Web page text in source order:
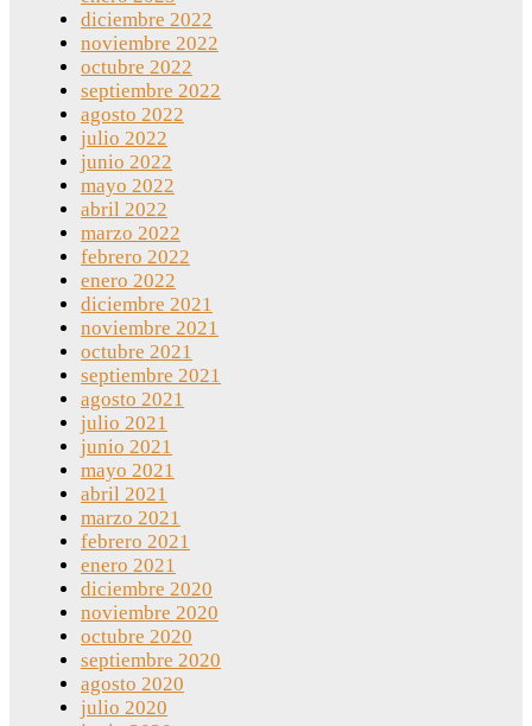
diciembre 2022
noviembre 2022
octubre 2022
septiembre 2022
agosto 2022
julio 2022
junio 2022
mayo 2022
abril 2022
marzo 2022
febrero 2022
enero 2022
diciembre 2021
noviembre 2021
octubre 2021
septiembre 2021
agosto 2021
julio 2021
junio 2021
mayo 2021
abril 2021
marzo 2021
febrero 2021
enero 2021
diciembre 2020
noviembre 2020
octubre 2020
septiembre 2020
agosto 2020
julio 2020